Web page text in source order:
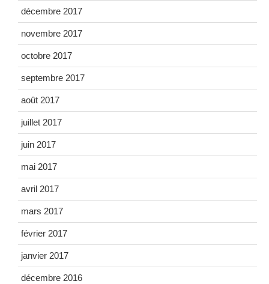
décembre 2017
novembre 2017
octobre 2017
septembre 2017
août 2017
juillet 2017
juin 2017
mai 2017
avril 2017
mars 2017
février 2017
janvier 2017
décembre 2016